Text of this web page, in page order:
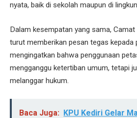
nyata, baik di sekolah maupun di
Dalam kesempatan yang sama,
turut memberikan pesan tegas kepada
mengingatkan bahwa penggunaan
mengganggu ketertiban umum, tetapi
melanggar hukum.
Baca Juga: KPU Kediri Gelar